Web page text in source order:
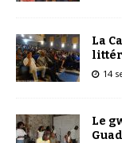
La
14
Le